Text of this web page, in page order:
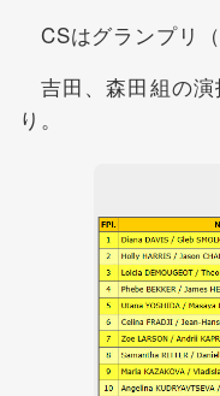
CSはグランプリ
吉田、森田組の演
り。